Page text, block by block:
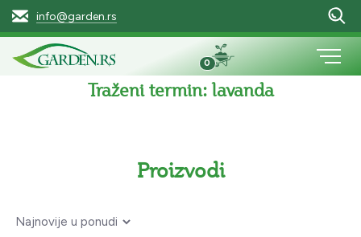
info@garden.rs
0
Traženi termin:lavanda
Proizvodi